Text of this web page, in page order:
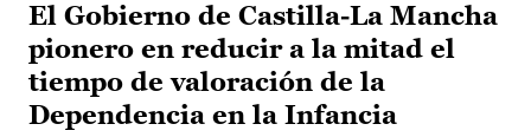
El Gobierno de Castilla-La Mancha
pionero en reducir a la mitad el
tiempo de valoración de la
Dependencia en la Infancia